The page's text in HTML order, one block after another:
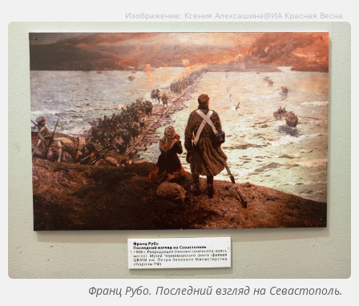
Изображение: Ксения Алексашина@ИА Красная Весна
Франц Рубо. Последний взгляд на Севастополь.